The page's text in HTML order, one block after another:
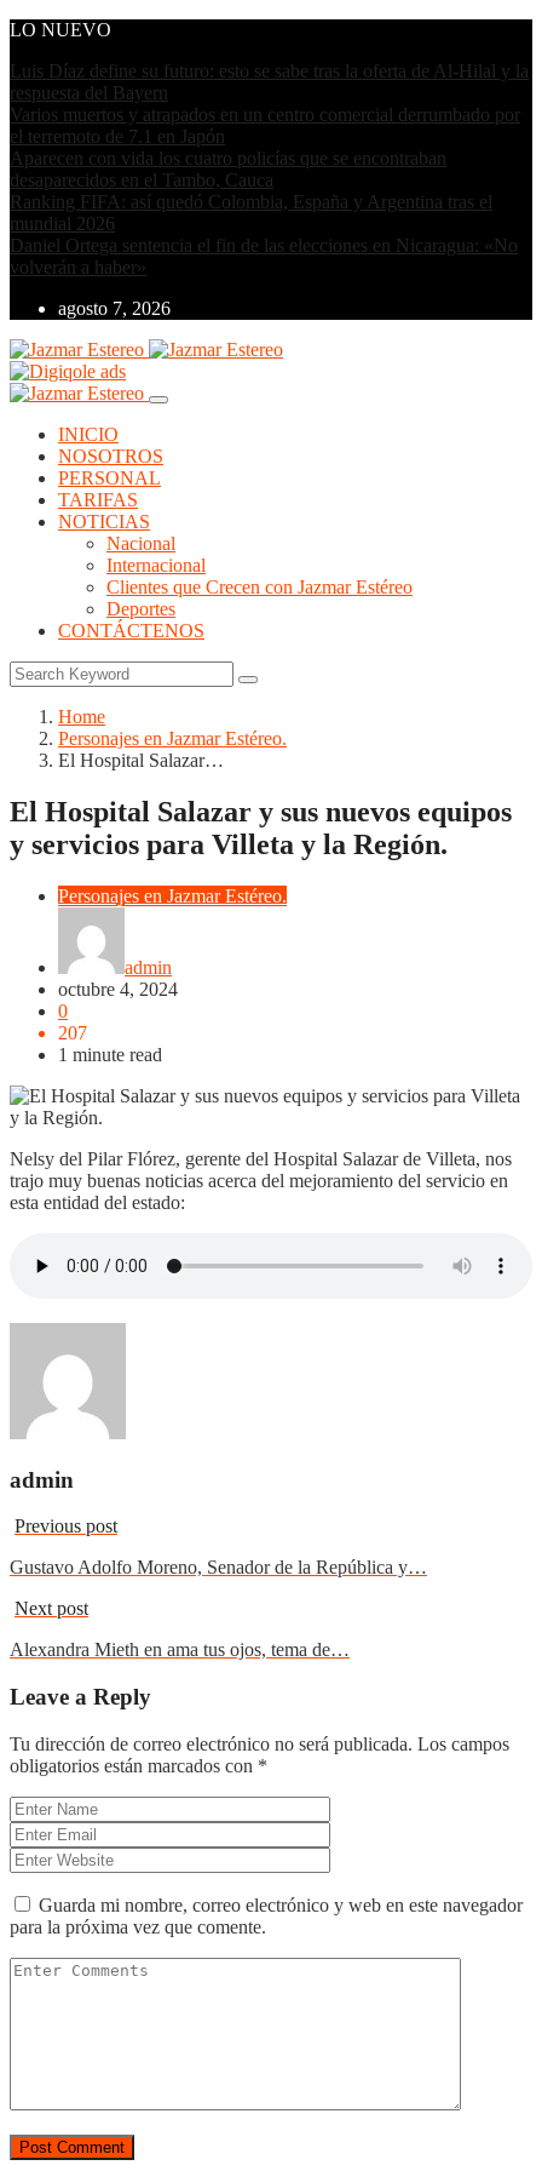
LO NUEVO
Luis Díaz define su futuro: esto se sabe tras la oferta de Al-Hilal y la
respuesta del Bayern
Varios muertos y atrapados en un centro comercial derrumbado por
el terremoto de 7.1 en Japón
Aparecen con vida los cuatro policías que se encontraban
desaparecidos en el Tambo, Cauca
Ranking FIFA: así quedó Colombia, España y Argentina tras el
mundial 2026
Daniel Ortega sentencia el fin de las elecciones en Nicaragua: «No
volverán a haber»
agosto 7, 2026
INICIO
NOSOTROS
PERSONAL
TARIFAS
NOTICIAS
Nacional
Internacional
Clientes que Crecen con Jazmar Estéreo
Deportes
CONTÁCTENOS
Home
Personajes en Jazmar Estéreo.
El Hospital Salazar…
El Hospital Salazar y sus nuevos equipos
y servicios para Villeta y la Región.
Personajes en Jazmar Estéreo.
admin
octubre 4, 2024
0
207
1 minute read
Nelsy del Pilar Flórez, gerente del Hospital Salazar de Villeta, nos
trajo muy buenas noticias acerca del mejoramiento del servicio en
esta entidad del estado:
admin
Previous post
Gustavo Adolfo Moreno, Senador de la República y…
Next post
Alexandra Mieth en ama tus ojos, tema de…
Leave a Reply
Tu dirección de correo electrónico no será publicada. Los campos
obligatorios están marcados con *
Guarda mi nombre, correo electrónico y web en este navegador
para la próxima vez que comente.